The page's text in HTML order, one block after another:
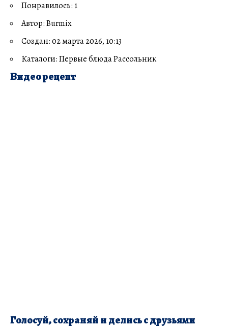
Понравилось: 1
Автор: Burmix
Создан: 02 марта 2026, 10:13
Каталоги: Первые блюда Рассольник
Видео рецепт
Голосуй, сохраняй и делись с друзьями